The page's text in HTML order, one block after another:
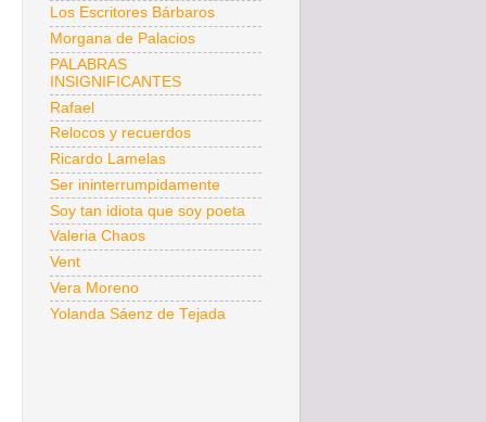
Los Escritores Bárbaros
Morgana de Palacios
PALABRAS
INSIGNIFICANTES
Rafael
Relocos y recuerdos
Ricardo Lamelas
Ser ininterrumpidamente
Soy tan idiota que soy poeta
Valeria Chaos
Vent
Vera Moreno
Yolanda Sáenz de Tejada